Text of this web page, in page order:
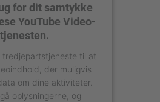
for dit samtykke
YouTube Video-
tjenesten.
tredjepartstjeneste til at
der muligvis
om dine aktiviteter.
oplysningerne, og